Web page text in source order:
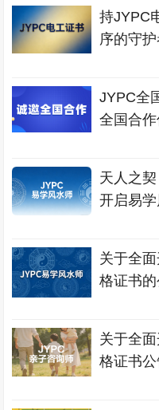
持JYPC
序的守
JYPC全
全国合
天人之
开启易
关于全
格证书
关于全
格证书